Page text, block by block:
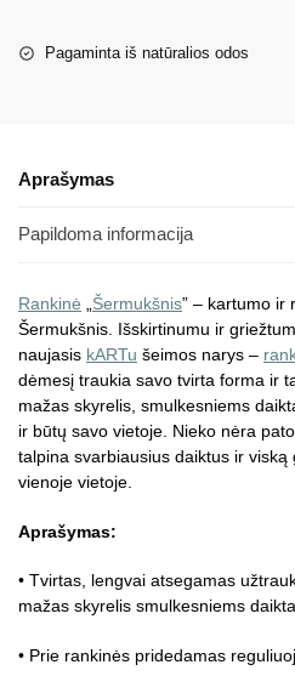
Pagaminta iš natūralios odos
Aprašymas
Papildoma informacija
Rankinė „Šermukšnis” – kartumo ir
Šermukšnis. Išskirtinumu ir
naujasis kARTu šeimos narys –
dėmesį traukia savo tvirta forma ir
mažas skyrelis, smulkesniems
ir būtų savo vietoje. Nieko nėra
talpina svarbiausius daiktus ir viską
vienoje vietoje.
Aprašymas:
• Tvirtas, lengvai atsegamas
mažas skyrelis smulkesniems
• Prie rankinės pridedamas